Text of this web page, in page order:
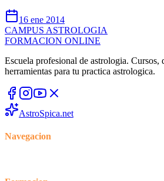
16 ene 2014
CAMPUS ASTROLOGIA
FORMACION ONLINE
Escuela profesional de astrologia. Cursos,
herramientas para tu practica astrologica.
AstroSpica.net
Navegacion